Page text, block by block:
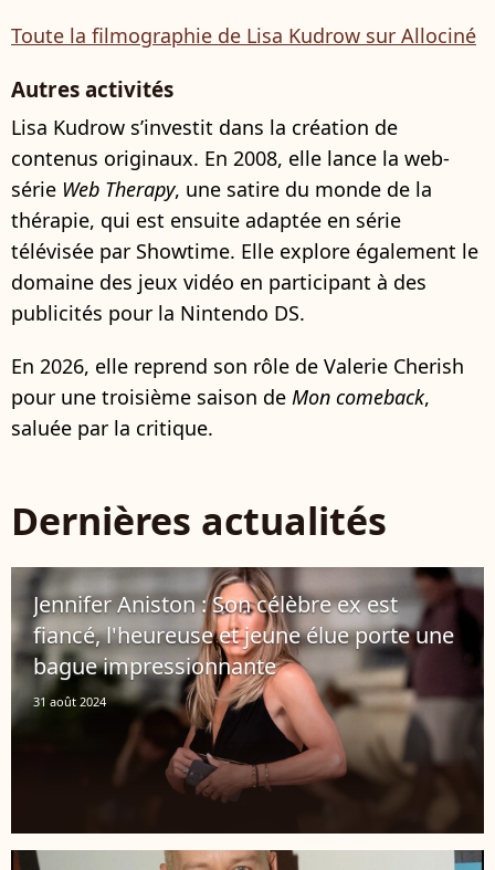
Toute la filmographie de Lisa Kudrow sur Allociné
Autres activités
Lisa Kudrow s’investit dans la création de
contenus originaux. En 2008, elle lance la web-
série Web Therapy, une satire du monde de la
thérapie, qui est ensuite adaptée en série
télévisée par Showtime. Elle explore également le
domaine des jeux vidéo en participant à des
publicités pour la Nintendo DS.
En 2026, elle reprend son rôle de Valerie Cherish
pour une troisième saison de Mon comeback,
saluée par la critique.
Dernières actualités
Jennifer Aniston : Son célèbre ex est
fiancé, l'heureuse et jeune élue porte une
bague impressionnante
31 août 2024